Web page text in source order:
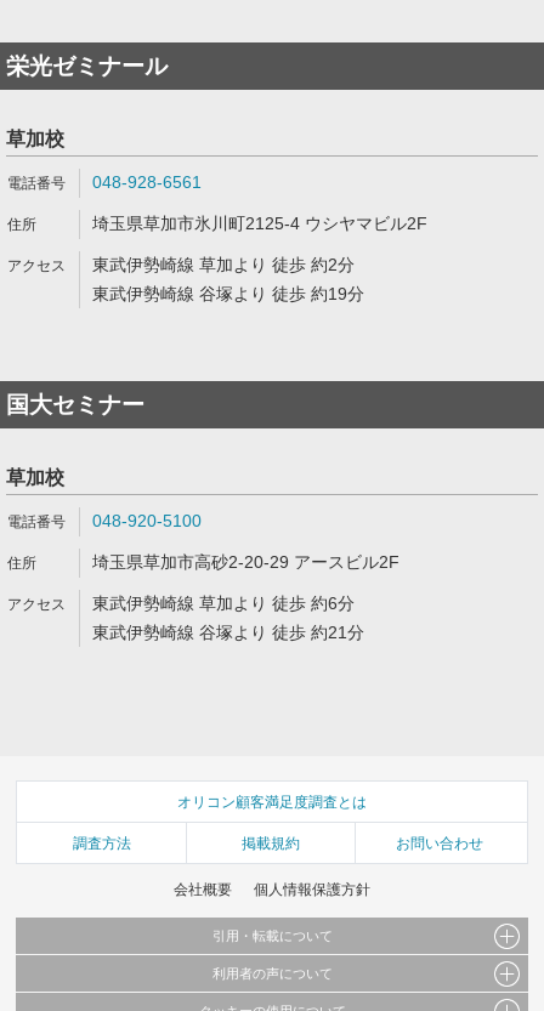
栄光ゼミナール
草加校
048-928-6561
埼玉県草加市氷川町2125-4 ウシヤマビル2F
東武伊勢崎線 草加より 徒歩 約2分
東武伊勢崎線 谷塚より 徒歩 約19分
国大セミナー
草加校
048-920-5100
埼玉県草加市高砂2-20-29 アースビル2F
東武伊勢崎線 草加より 徒歩 約6分
東武伊勢崎線 谷塚より 徒歩 約21分
オリコン顧客満足度調査とは
調査方法 掲載規約 お問い合わせ
会社概要 個人情報保護方針
引用・転載について
当サイトで公開されている情報（文字、写真、イラスト、画像データ等）及びこれらの配
利用者の声について